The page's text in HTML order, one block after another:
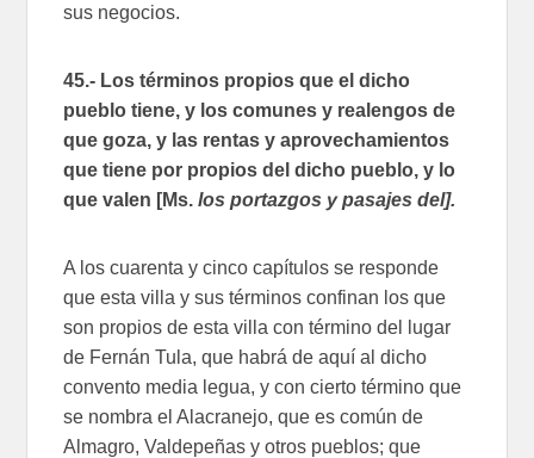
sus negocios.
45.- Los términos propios que el dicho
pueblo tiene, y los comunes y realengos de
que goza, y las rentas y aprovechamientos
que tiene por propios del dicho pueblo, y lo
que valen [Ms.los portazgos y pasajes del].
A los cuarenta y cinco capítulos se responde
que esta villa y sus términos confinan los que
son propios de esta villa con término del lugar
de Fernán Tula, que habrá de aquí al dicho
convento media legua, y con cierto término que
se nombra el Alacranejo, que es común de
Almagro, Valdepeñas y otros pueblos; que